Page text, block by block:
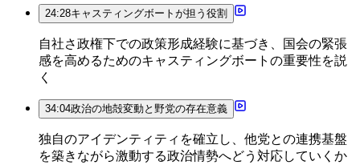
24:28キャスティングボートが担う役割
自社さ政権下での政策形成経験に基づき、国会の緊張
感を高めるためのキャスティングボートの重要性を説
く
34:04政治の地殻変動と野党の存在意義
独自のアイデンティティを確立し、他党との連携基盤
を築きながら激動する政治情勢へどう対応していくか